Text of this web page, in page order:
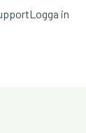
Logga in